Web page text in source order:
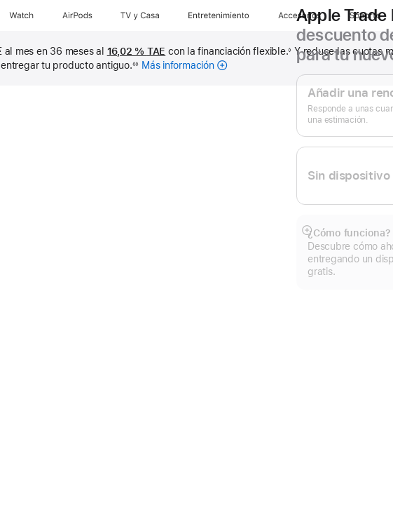
Watch AirPods TV y Casa Entretenimiento Accesorios Soporte
al mes en 36 meses al 16,02 % TAE con la financiación flexible.◊ Y reduce las cuotas
entregar tu producto antiguo.◊◊ Más informaciónsobre
Apple Trade
descuento
para tu
Nota
a
página
Apple
Trade In.
Añadir una
Responde a unas
una estimación.
Sin
¿Cómo funciona?
Descubre cómo
entregando un
gratis.
Mostrar
más